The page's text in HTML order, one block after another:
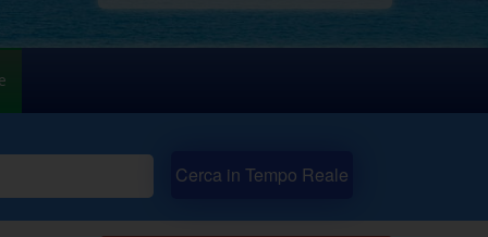
Cerca in Tempo Reale